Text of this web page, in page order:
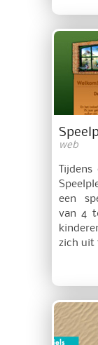
web
een
van 4
zich uit